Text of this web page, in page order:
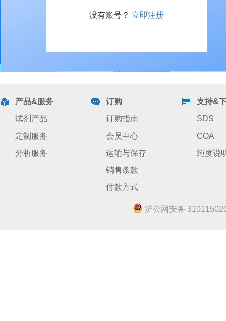
没有账号？ 立即注册
产品&服务
试剂产品
定制服务
分析服务
订购
订购指南
会员中心
运输与保存
销售条款
付款方式
支持&
SDS
COA
纯度说
沪公网安备